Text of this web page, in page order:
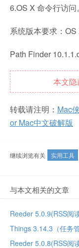
6.OS X 命令行访问。
系统版本要求：OS
Path Finder
本文
转载请注明： Mac
or Mac中文破解版
继续浏览有关 实用工具
与本文相关的文章
Reeder 5.0.9(RSS阅
Things 3.14.3（任务
Reeder 5.0.8(RSS阅